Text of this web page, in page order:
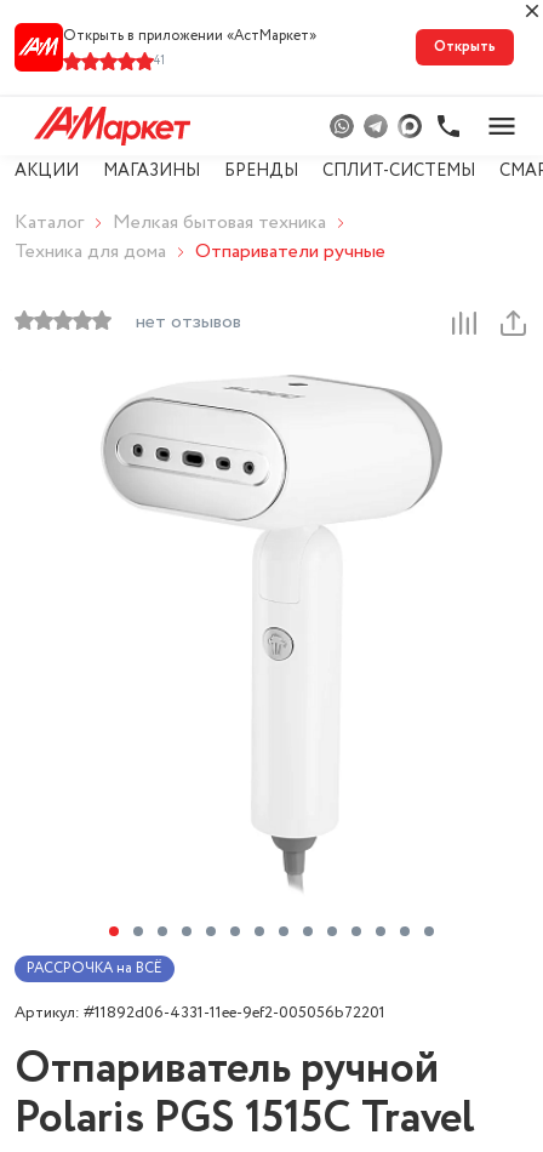
Открыть в приложении «АстМарке‪т‬»
41
Открыть
АКЦИИ МАГАЗИНЫ БРЕНДЫ СПЛИТ-СИСТЕМЫ
Каталог
Мелкая бытовая техника
Техника для дома
Отпариватели ручные
нет отзывов
РАССРОЧКА на ВСЁ
Артикул: #11892d06-4331-11ee-9ef2-005056b72201
Отпариватель ручной
Polaris PGS 1515C Travel